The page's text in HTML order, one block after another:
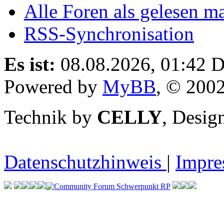
Alle Foren als gelesen
RSS-Synchronisation
Es ist: 08.08.2026, 01:42
Powered by MyBB, ©
Technik by CELLY,
Datenschutzhinweis |